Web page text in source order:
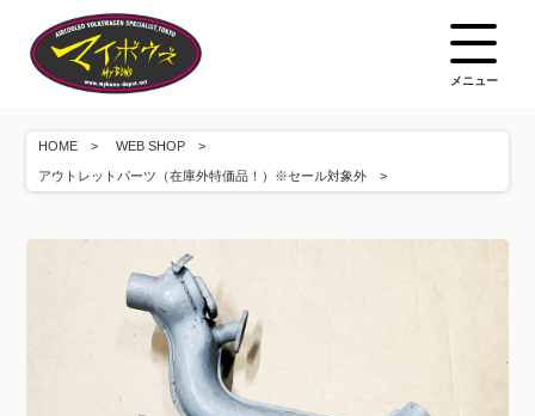
メニュー
HOME WEB SHOP
アウトレットパーツ（在庫外特価品！）※セール対象外